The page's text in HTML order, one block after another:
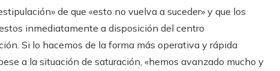
de que «esto no vuelva a suceder» y que los
inmediatamente a disposición del centro
Si lo hacemos de la forma más operativa y rápida
a la situación de saturación, «hemos avanzado mucho y